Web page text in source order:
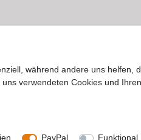
Impressum
während andere uns helfen,
verwendeten Cookies und
PayPal Funktional